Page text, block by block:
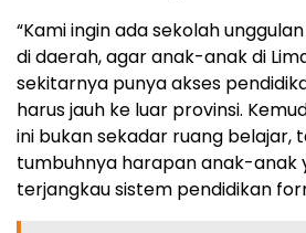
“Kami ingin ada sekolah
di daerah, agar anak-anak di
sekitarnya punya akses
harus jauh ke luar provinsi.
ini bukan sekadar ruang belajar,
tumbuhnya harapan anak-anak
terjangkau sistem pendidikan